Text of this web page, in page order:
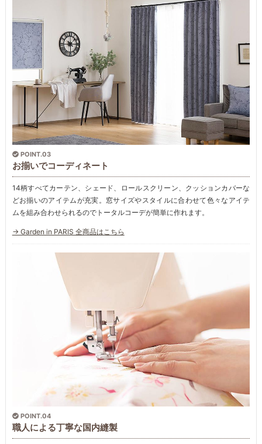
POINT.03
お揃いでコーディネート
14柄すべてカーテン、シェード、ロールスクリーン、クッションカバーな
どお揃いのアイテムが充実。窓サイズやスタイルに合わせて色々なアイテ
ムを組み合わせられるのでトータルコーデが簡単に作れます。
→ Garden in PARIS 全商品はこちら
POINT.04
職人による丁寧な国内縫製